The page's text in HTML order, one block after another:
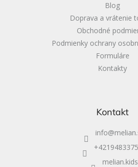
Blog
Doprava a vrátenie
Obchodné
Podmienky ochrany
Formuláre
Kontakty
Kontakt
info@
melian.kids